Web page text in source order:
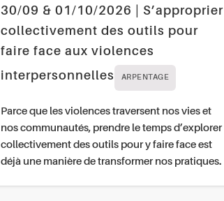
30/09 & 01/10/2026 | S’approprier
collectivement des outils pour
faire face aux violences
interpersonnelles
ARPENTAGE
Parce que les violences traversent nos vies et
nos communautés, prendre le temps d’explorer
collectivement des outils pour y faire face est
déjà une manière de transformer nos pratiques.